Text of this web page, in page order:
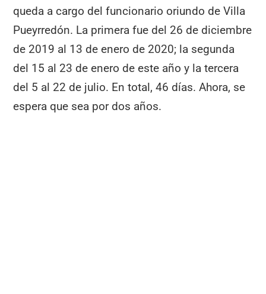
queda a cargo del funcionario oriundo de Villa
Pueyrredón. La primera fue del 26 de diciembre
de 2019 al 13 de enero de 2020; la segunda
del 15 al 23 de enero de este año y la tercera
del 5 al 22 de julio. En total, 46 días. Ahora, se
espera que sea por dos años.